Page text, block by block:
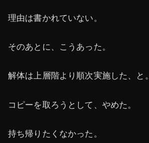
理由は書かれていない。
そのあとに、こうあった。
解体は上層階より順次実施した、と。
コピーを取ろうとして、やめた。
持ち帰りたくなかった。